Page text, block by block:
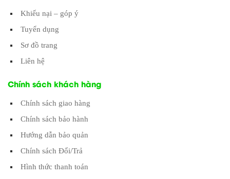
Khiếu nại – góp ý
Tuyển dụng
Sơ đồ trang
Liên hệ
Chính sách khách hàng
Chính sách giao hàng
Chính sách bảo hành
Hướng dẫn bảo quản
Chính sách Đổi/Trả
Hình thức thanh toán